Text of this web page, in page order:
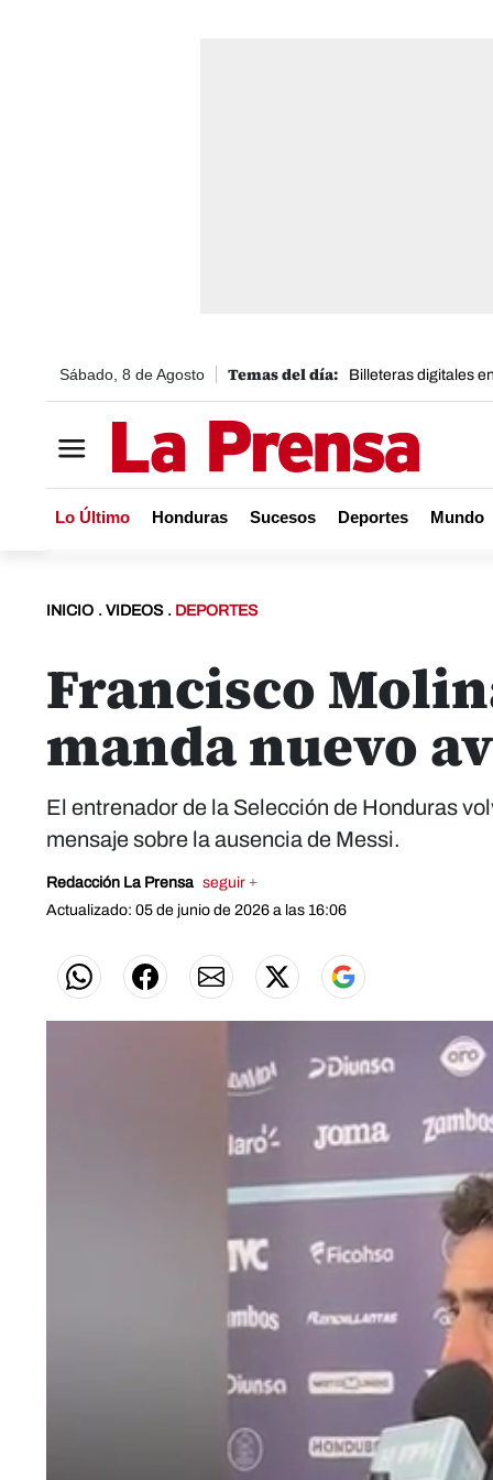
Sábado, 8 de Agosto Billeteras digitales
Lo Último Honduras Sucesos Deportes Mundo
INICIO . VIDEOS . DEPORTES
Francisco
manda nuevo
El entrenador de la Selección de Honduras
mensaje sobre la ausencia de Messi.
Redacción La Prensa seguir +
Actualizado: 05 de junio de 2026 a las 16:06